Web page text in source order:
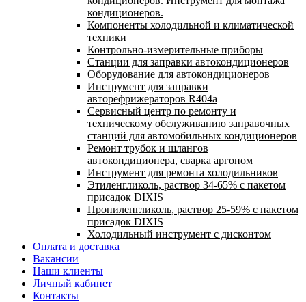
кондиционеров.
Компоненты холодильной и климатической
техники
Контрольно-измерительные приборы
Станции для заправки автокондиционеров
Оборудование для автокондиционеров
Инструмент для заправки
авторефрижераторов R404a
Сервисный центр по ремонту и
техническому обслуживанию заправочных
станций для автомобильных кондиционеров
Ремонт трубок и шлангов
автокондиционера, сварка аргоном
Инструмент для ремонта холодильников
Этиленгликоль, раствор 34-65% с пакетом
присадок DIXIS
Пропиленгликоль, раствор 25-59% с пакетом
присадок DIXIS
Холодильный инструмент с дисконтом
Оплата и доставка
Вакансии
Наши клиенты
Личный кабинет
Контакты